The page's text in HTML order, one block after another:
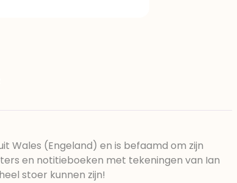
Wales (Engeland) en is befaamd om zijn
en notitieboeken met tekeningen van Ian
stoer kunnen zijn!